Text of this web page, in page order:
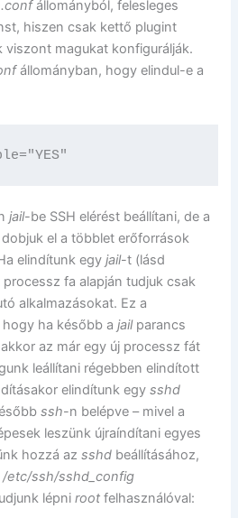
állományból, felesleges
hiszen csak kettő plugint
viszont magukat konfigurálják.
állományban, hogy elindul-e a
jail-be SSH elérést beállítani, de a
el a többlet erőforrások
elindítunk egyjail-t (lásd
fa alapján tudjuk csak
alkalmazásokat. Ez a
hogy ha később ajailparancs
az már egy új processz fát
leállítani régebben elindított
elindítunk egysshd
ssh-n belépve – mivel a
leszünk újraíndítani egyes
hozzá azsshd beállításához,
/etc/ssh/sshd_config
lépniroot felhasználóval: